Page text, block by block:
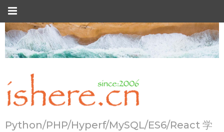
Python/PHP/Hyperf/MySQL/ES6/React 学